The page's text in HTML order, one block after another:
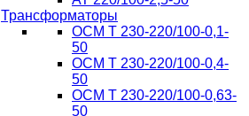
Трансформаторы
ОСМ T 230-220/100-0,1-
50
ОСМ T 230-220/100-0,4-
50
ОСМ T 230-220/100-0,63-
50